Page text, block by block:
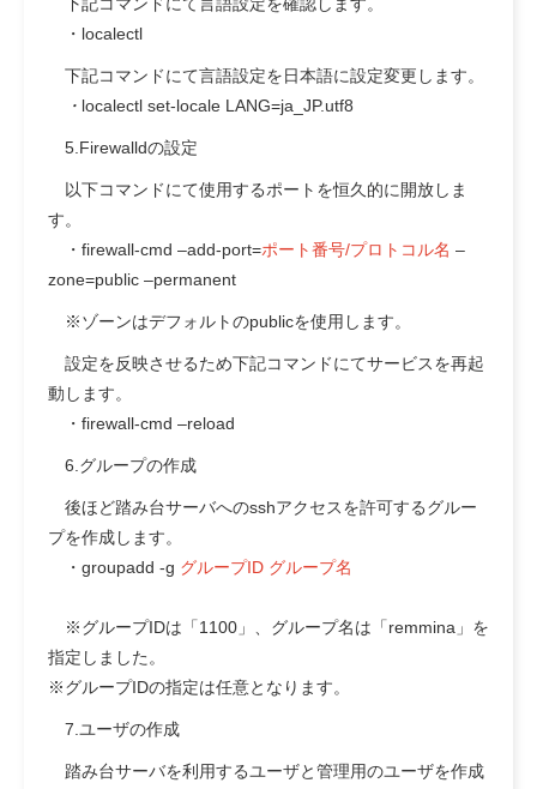
下記コマンドにて言語設定を確認します。
・localectl
下記コマンドにて言語設定を日本語に設定変更します。
・ localectl set-locale LANG=ja_JP.utf8
5.Firewalldの設定
以下コマンドにて使用するポートを恒久的に開放しま
す。
・firewall-cmd –add-port=ポート番号/プロトコル名 –
zone=public –permanent
※ゾーンはデフォルトのpublicを使用します。
設定を反映させるため下記コマンドにてサービスを再起
動します。
・firewall-cmd –reload
6.グループの作成
後ほど踏み台サーバへのsshアクセスを許可するグルー
プを作成します。
・groupadd -g グループID グループ名
※グループIDは「1100」、グループ名は「remmina」を
指定しました。
※グループIDの指定は任意となります。
7.ユーザの作成
踏み台サーバを利用するユーザと管理用のユーザを作成